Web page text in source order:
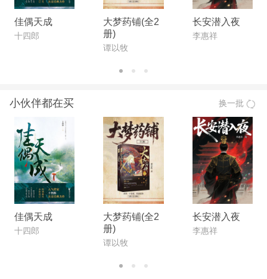
佳偶天成
十四郎
大梦药铺(全2
册)
谭以牧
长安潜入夜
李惠祥
小伙伴都在买 换一批
佳偶天成
十四郎
大梦药铺(全2
册)
谭以牧
长安潜入夜
李惠祥